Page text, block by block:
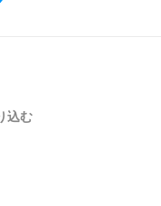
込む